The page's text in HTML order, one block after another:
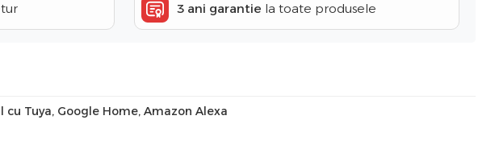
3 ani garantie la toate produsele
Tuya, Google Home, Amazon Alexa